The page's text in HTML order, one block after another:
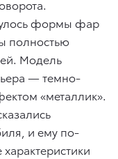
формы фар
полностью
Модель
— темно-
«металлик».
и ему по-